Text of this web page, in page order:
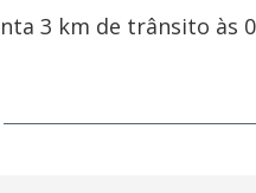
3 km de trânsito às